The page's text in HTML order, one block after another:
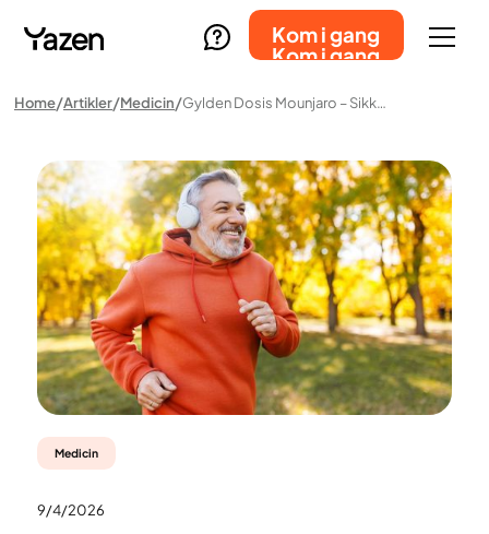
Kom i gang
Kom i gang
Home Artikler Medicin Gylden Dosis Mounjaro – Sikkerhed, Myter Og Brugerændringer
Medicin
9/4/2026